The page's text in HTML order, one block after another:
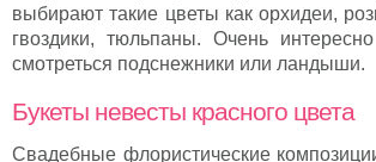
выбирают такие цветы как орхидеи,
гвоздики, тюльпаны. Очень
смотреться подснежники или ландыши.
Букеты невесты красного цвета
Свадебные флористические